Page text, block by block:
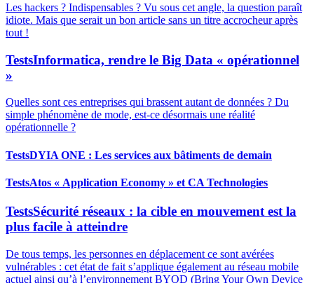
Les hackers ? Indispensables ? Vu sous cet angle, la question paraît
idiote. Mais que serait un bon article sans un titre accrocheur après
tout !
TestsInformatica, rendre le Big Data « opérationnel
»
Quelles sont ces entreprises qui brassent autant de données ? Du
simple phénomène de mode, est-ce désormais une réalité
opérationnelle ?
TestsDYIA ONE : Les services aux bâtiments de demain
TestsAtos « Application Economy » et CA Technologies
TestsSécurité réseaux : la cible en mouvement est la
plus facile à atteindre
De tous temps, les personnes en déplacement ce sont avérées
vulnérables : cet état de fait s’applique également au réseau mobile
actuel ainsi qu’à l’environnement BYOD (Bring Your Own Device